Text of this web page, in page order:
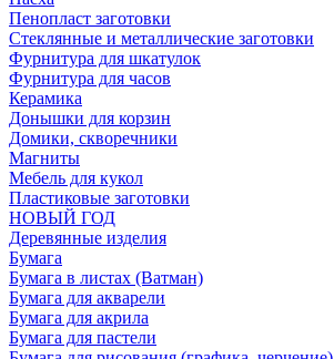
Пенопласт заготовки
Стеклянные и металлические заготовки
Фурнитура для шкатулок
Фурнитура для часов
Керамика
Донышки для корзин
Домики, скворечники
Магниты
Мебель для кукол
Пластиковые заготовки
НОВЫЙ ГОД
Деревянные изделия
Бумага
Бумага в листах (Ватман)
Бумага для акварели
Бумага для акрила
Бумага для пастели